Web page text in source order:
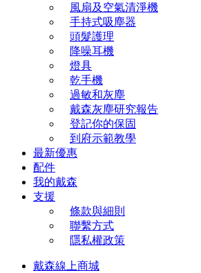
風扇及空氣清淨機
手持式吸塵器
頭髮護理
降噪耳機
燈具
乾手機
過敏和灰塵
戴森灰塵研究報告
登記你的保固
到府示範教學
最新優惠
配件
我的戴森
支援
條款與細則
聯繫方式
隱私權政策
戴森線上商城